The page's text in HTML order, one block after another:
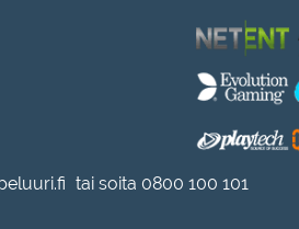
tai soita 0800 100 101